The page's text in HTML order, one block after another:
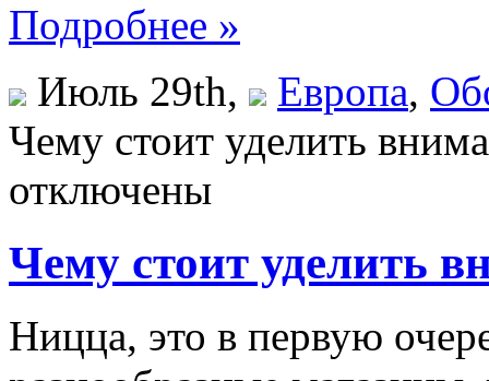
Подробнее »
Июль 29th,
Европа,
Чему стоит уделить
отключены
Чему стоит уделить
Ницца, это в первую